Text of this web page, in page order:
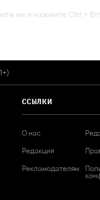
ее и нажмите Ctrl +
ССЫЛКИ
О нас
Редакция
Рекламодателям